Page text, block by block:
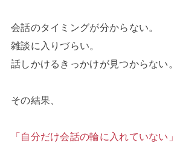
会話のタイミングが分からない。
雑談に入りづらい。
話しかけるきっかけが見つからない。
その結果、
「自分だけ会話の輪に入れていない」